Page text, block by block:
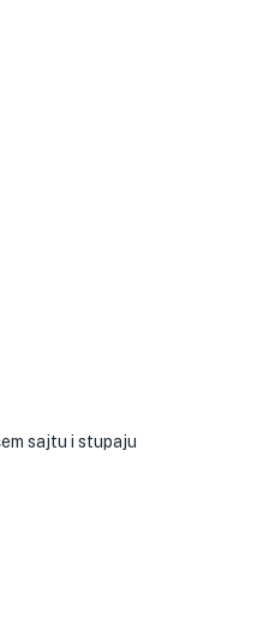
sajtu i stupaju